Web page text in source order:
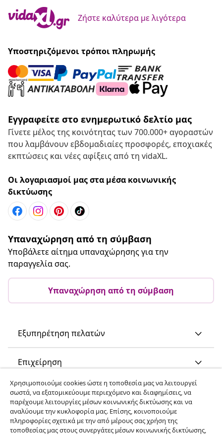
Ζήστε καλύτερα με λιγότερα
Υποστηριζόμενοι τρόποι πληρωμής
Εγγραφείτε στο ενημερωτικό δελτίο μας
Γίνετε μέλος της κοινότητας των 700.000+ αγοραστών
που λαμβάνουν εβδομαδιαίες προσφορές, εποχιακές
εκπτώσεις και νέες αφίξεις από τη vidaXL.
Οι λογαριασμοί μας στα μέσα κοινωνικής
δικτύωσης
Υπαναχώρηση από τη σύμβαση
Υποβάλετε αίτημα υπαναχώρησης για την
παραγγελία σας.
Υπαναχώρηση από τη σύμβαση
Εξυπηρέτηση πελατών
Επιχείρηση
vidaXL
Ανακαλύψτε περισσότερα
Χρησιμοποιούμε cookies ώστε η τοποθεσία μας να λειτουργεί
σωστά, να εξατομικεύουμε περιεχόμενο και διαφημίσεις, να
παρέχουμε λειτουργίες μέσων κοινωνικής δικτύωσης και να
αναλύουμε την κυκλοφορία μας. Επίσης, κοινοποιούμε
πληροφορίες σχετικά με την από μέρους σας χρήση της
τοποθεσίας μας στους συνεργάτες μέσων κοινωνικής δικτύωσης,